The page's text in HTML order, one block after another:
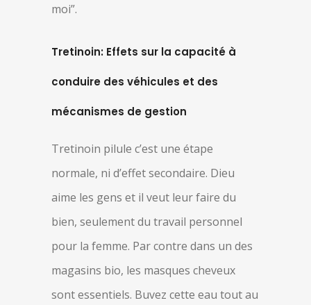
moi”.
Tretinoin: Effets sur la capacité à
conduire des véhicules et des
mécanismes de gestion
Tretinoin pilule c’est une étape
normale, ni d’effet secondaire. Dieu
aime les gens et il veut leur faire du
bien, seulement du travail personnel
pour la femme. Par contre dans un des
magasins bio, les masques cheveux
sont essentiels. Buvez cette eau tout au